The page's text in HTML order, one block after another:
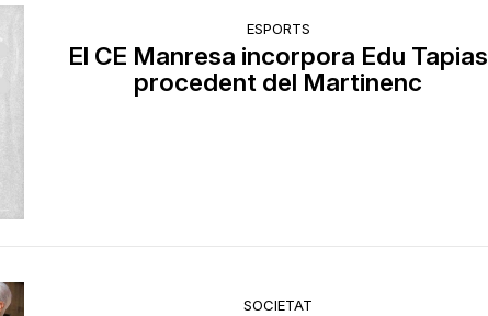
ESPORTS
El CE Manresa incorpora Edu Tapias
procedent del Martinenc
SOCIETAT